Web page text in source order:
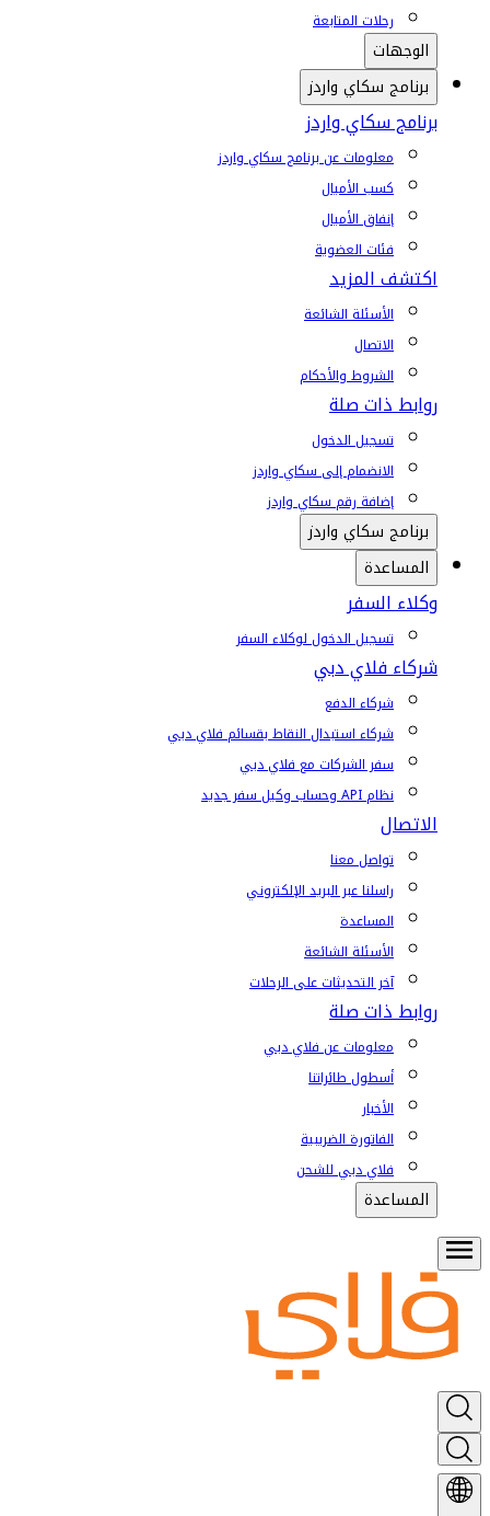
رحلات المتابعة
الوجهات
برنامج سكاي واردز
برنامج سكاي واردز
معلومات عن برنامج سكاي واردز
كسب الأميال
إنفاق الأميال
فئات العضوية
اكتشف المزيد
الأسئلة الشائعة
الاتصال
الشروط والأحكام
روابط ذات صلة
تسجيل الدخول
الانضمام إلى سكاي واردز
إضافة رقم سكاي واردز
برنامج سكاي واردز
المساعدة
وكلاء السفر
تسجيل الدخول لوكلاء السفر
شركاء فلاي دبي
شركاء الدفع
شركاء استبدال النقاط بقسائم فلاي دبي
سفر الشركات مع فلاي دبي
نظام API وحساب وكيل سفر جديد
الاتصال
تواصل معنا
راسلنا عبر البريد الإلكتروني
المساعدة
الأسئلة الشائعة
آخر التحديثات على الرحلات
روابط ذات صلة
معلومات عن فلاي دبي
أسطول طائراتنا
الأخبار
الفاتورة الضريبية
فلاي دبي للشحن
المساعدة